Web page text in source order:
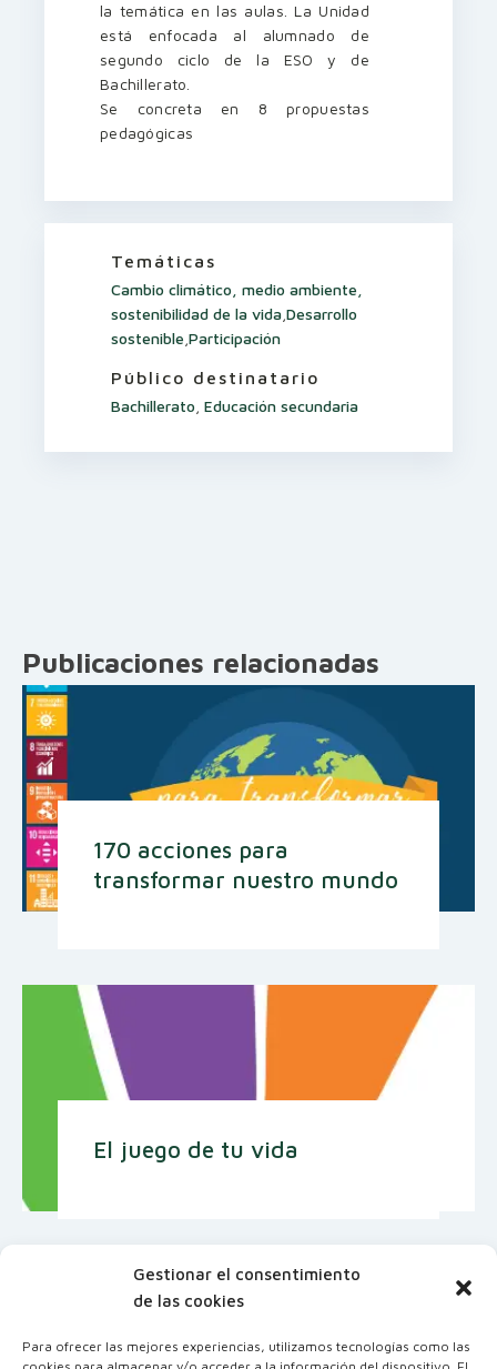
Gestionar el consentimiento
de las cookies
Para ofrecer las mejores experiencias, utilizamos tecnologías como las
la temática en las aulas. La Unidad
está enfocada al alumnado de
segundo ciclo de la ESO y de
Bachillerato.
Se concreta en 8 propuestas
pedagógicas
Temáticas
Cambio climático, medio ambiente,
sostenibilidad de la vida Desarrollo
sostenible Participación
Público destinatario
Bachillerato Educación secundaria
Publicaciones relacionadas
170 acciones para
transformar nuestro mundo
El juego de tu vida